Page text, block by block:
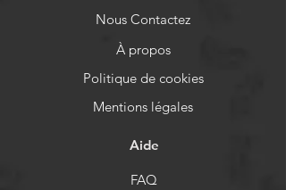
Nous Contactez
À propos
Politique de cookies
Mentions légales
Aide
FAQ